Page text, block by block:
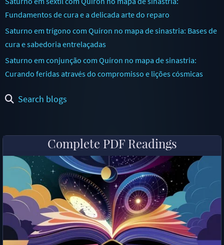
Fundamentos de cura e a delicada arte do reparo
Saturno em trígono com Quíron no mapa de sinastria: Bases de
cura e sabedoria entrelaçadas
Saturno em conjunção com Quíron no mapa de sinastria:
Curando feridas através do compromisso e lições cósmicas
Search blogs
Complete PDF Readings